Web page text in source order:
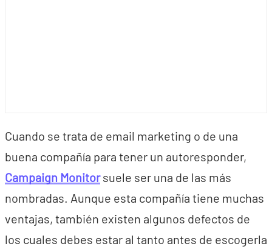
Cuando se trata de email marketing o de una
buena compañía para tener un autoresponder,
Campaign Monitorsuele ser una de las más
nombradas. Aunque esta compañía tiene muchas
ventajas, también existen algunos defectos de
los cuales debes estar al tanto antes de escogerla